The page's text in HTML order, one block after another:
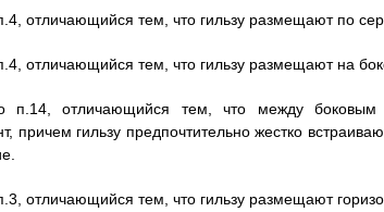
отличающийся тем, что гильзу размещают по
отличающийся тем, что гильзу размещают на
п.14, отличающийся тем, что между боковым
причем гильзу предпочтительно жестко
отличающийся тем, что гильзу размещают